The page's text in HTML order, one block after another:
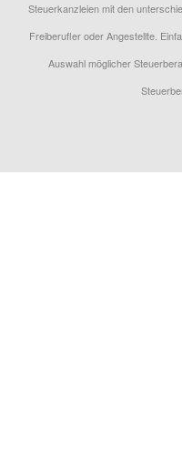
Steuerkanzleien mit den
Freiberufler oder Angestellte.
Auswahl möglicher